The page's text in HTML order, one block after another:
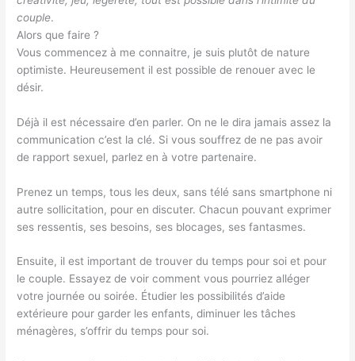
couple.
Alors que faire ?
Vous commencez à me connaitre, je suis plutôt de nature
optimiste. Heureusement il est possible de renouer avec le
désir.
Déjà il est nécessaire d’en parler. On ne le dira jamais assez la
communication c’est la clé. Si vous souffrez de ne pas avoir
de rapport sexuel, parlez en à votre partenaire.
Prenez un temps, tous les deux, sans télé sans smartphone ni
autre sollicitation, pour en discuter. Chacun pouvant exprimer
ses ressentis, ses besoins, ses blocages, ses fantasmes.
Ensuite, il est important de trouver du temps pour soi et pour
le couple. Essayez de voir comment vous pourriez alléger
votre journée ou soirée. Étudier les possibilités d’aide
extérieure pour garder les enfants, diminuer les tâches
ménagères, s’offrir du temps pour soi.